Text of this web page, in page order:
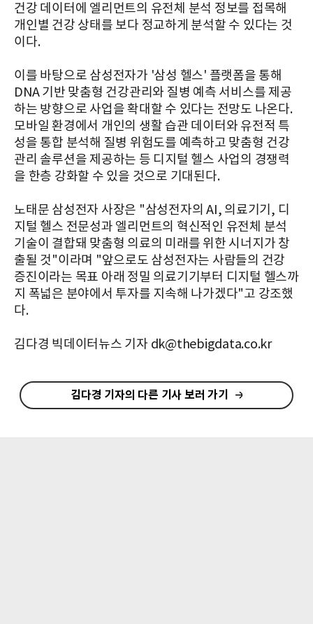
건강 데이터에 엘리먼트의 유전체 분석 정보를 접목해
개인별 건강 상태를 보다 정교하게 분석할 수 있다는 것
이다.
이를 바탕으로 삼성전자가 '삼성 헬스' 플랫폼을 통해
DNA 기반 맞춤형 건강관리와 질병 예측 서비스를 제공
하는 방향으로 사업을 확대할 수 있다는 전망도 나온다.
모바일 환경에서 개인의 생활 습관 데이터와 유전적 특
성을 통합 분석해 질병 위험도를 예측하고 맞춤형 건강
관리 솔루션을 제공하는 등 디지털 헬스 사업의 경쟁력
을 한층 강화할 수 있을 것으로 기대된다.
노태문 삼성전자 사장은 "삼성전자의 AI, 의료기기, 디
지털 헬스 전문성과 엘리먼트의 혁신적인 유전체 분석
기술이 결합돼 맞춤형 의료의 미래를 위한 시너지가 창
출될 것"이라며 "앞으로도 삼성전자는 사람들의 건강
증진이라는 목표 아래 정밀 의료기기부터 디지털 헬스까
지 폭넓은 분야에서 투자를 지속해 나가겠다"고 강조했
다.
김다경 빅데이터뉴스 기자 dk@thebigdata.co.kr
김다경 기자의 다른 기사 보러 가기